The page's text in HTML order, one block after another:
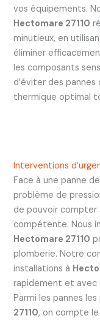
vos équipements.
Hectomare 27110
minutieux, en
éliminer
les composants
d’éviter des
thermique optimal
Interventions
Face à une panne
problème de
de pouvoir compter
compétente. Nous
Hectomare 27110
plomberie. Notre
installations à
rapidement et avec
Parmi les pannes
27110, on compte